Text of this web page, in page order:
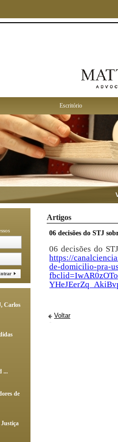
Escritório
Carlos
...
de
Justiça
Artigos
06 decisões do STJ
06 decisões do
https://
de-domicilio-pra-
Voltar